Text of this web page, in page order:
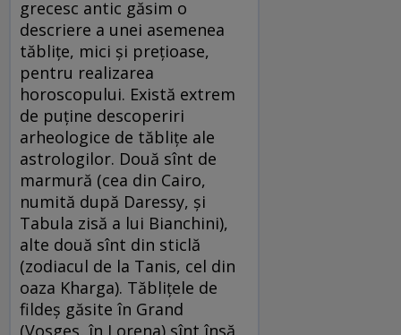
grecesc antic găsim o
descriere a unei asemenea
tăblițe, mici și prețioase,
pentru realizarea
horoscopului. Există extrem
de puține descoperiri
arheologice de tăblițe ale
astrologilor. Două sînt de
marmură (cea din Cairo,
numită după Daressy, și
Tabula zisă a lui Bianchini),
alte două sînt din sticlă
(zodiacul de la Tanis, cel din
oaza Kharga). Tăblițele de
fildeș găsite în Grand
(Vosges, în Lorena) sînt însă